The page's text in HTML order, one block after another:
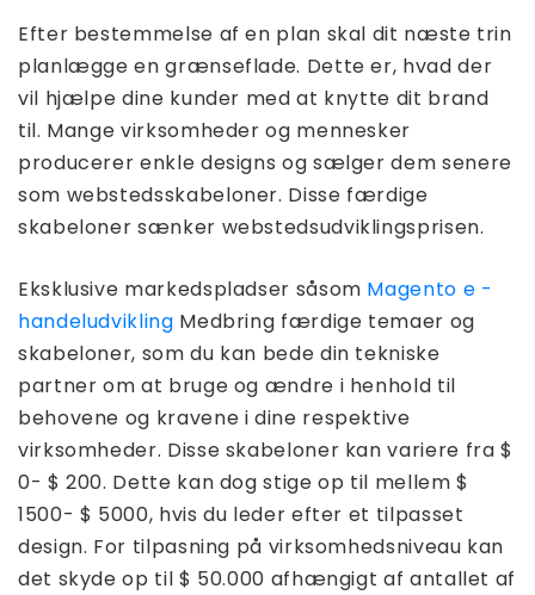
Efter bestemmelse af en plan skal dit næste trin
planlægge en grænseflade. Dette er, hvad der
vil hjælpe dine kunder med at knytte dit brand
til. Mange virksomheder og mennesker
producerer enkle designs og sælger dem senere
som webstedsskabeloner. Disse færdige
skabeloner sænker webstedsudviklingsprisen.
Eksklusive markedspladser såsom Magento e -
handeludvikling Medbring færdige temaer og
skabeloner, som du kan bede din tekniske
partner om at bruge og ændre i henhold til
behovene og kravene i dine respektive
virksomheder. Disse skabeloner kan variere fra $
0- $ 200. Dette kan dog stige op til mellem $
1500- $ 5000, hvis du leder efter et tilpasset
design. For tilpasning på virksomhedsniveau kan
det skyde op til $ 50.000 afhængigt af antallet af